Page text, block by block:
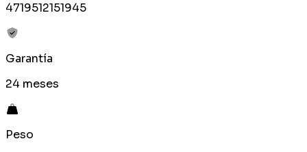
4719512151945
Garantía
24 meses
Peso